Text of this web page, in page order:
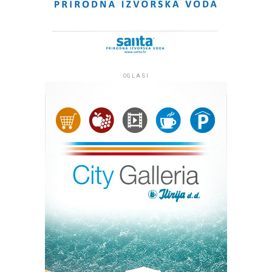
ukrašene su hrvatskim zastavama. Već od 6 sati, u grad
na proslavu dana ponosa i slave, dolaze brojni građani iz
Nakon budnice u 6,30 sati, koja se kretala od vojarne 4.
gardijske brigade Pauci, ulicom Kralja Tomislava, Trgom
Oluje, Ulicom dr. Franje Tuđmana, Trgom dr. Ante
Starčevića do mosta na Krki, program se nastavlja u 7,30
sati svetom misom u Crkvi Gospe Velikog Hrvatskog
Krsnog zavjeta.
Misno slavlje predvodit će vojni ordinarij u Republici
HrvatskojJure Bogdanu zajedništvu sa šibenskim
biskupomTomislavom Rogićem.
OGLASI